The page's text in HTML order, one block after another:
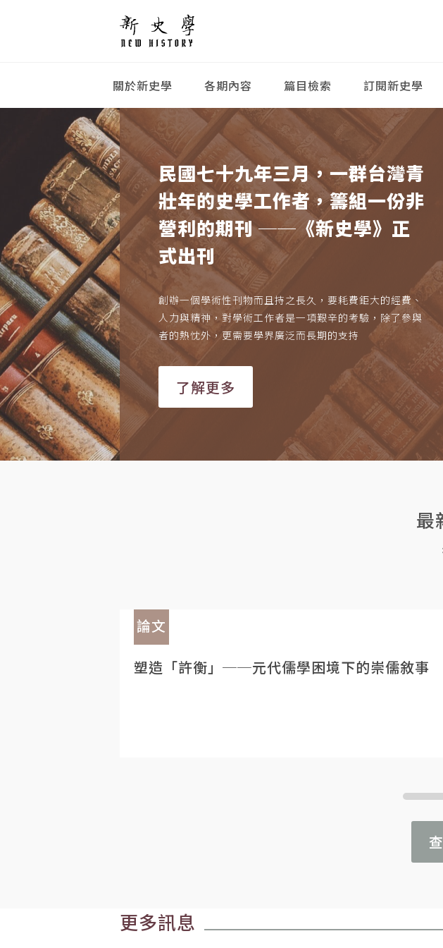
關於新史學 各期內容 篇目檢索 訂閱新史學
民國七十九年三月，一群台灣青
壯年的史學工作者，籌組一份非
營利的期刊 ──《新史學》正
式出刊
創辦一個學術性刊物而且持之長久，要耗費鉅大的經費、
人力與精神，對學術工作者是一項艱辛的考驗，除了參與
者的熱忱外，更需要學界廣泛而長期的支持
了解更多
最
論文
塑造「許衡」──元代儒學困境下的崇儒敘事
更多訊息